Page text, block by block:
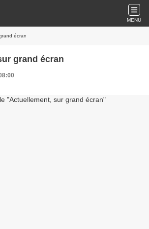
MENU
écran
grand écran